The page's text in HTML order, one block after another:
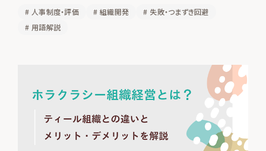
# 人事制度・評価 # 組織開発 # 失敗・つまずき回避
# 用語解説